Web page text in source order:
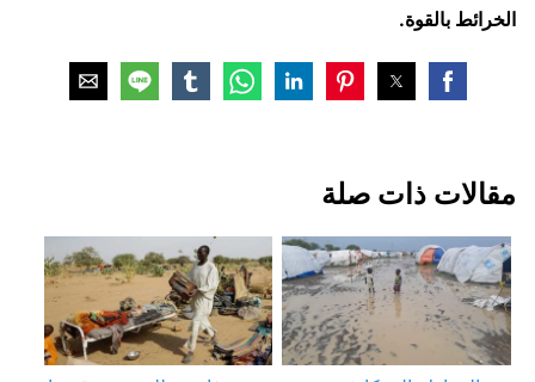
الخرائط بالقوة.
مقالات ذات صلة